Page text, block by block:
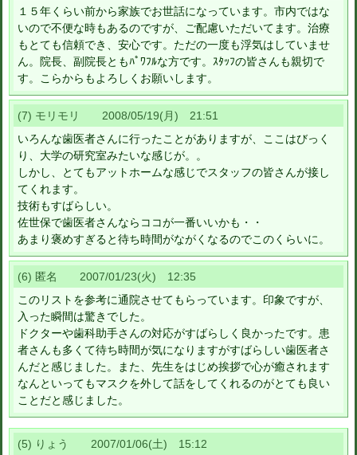
１５年くらい前から家族でお世話になっています。市内ではな
いので不便な時もあるのですが、ご配慮いただいてます。治療
もとても信頼でき、安心です。ただの一度も浮気はしていませ
ん。院長、副院長ともﾊﾟﾜﾌﾙな方です。ｽﾀｯﾌの皆さんも親切で
す。こらからもよろしくお願いします。
(7) モリモリ 2008/05/19(月) 21:51
いろんな歯医者さんに行ったことがありますが、ここはびっく
り、大学の研究室みたいな感じが。。
しかし、とてもアットホームな感じでスタッフの皆さんが接し
てくれます。
技術もすばらしい。
佐世保で歯医者さんならココが一番いいかも・・
あまり褒めすぎると待ち時間がながくなるのでこのくらいに。
(6) 匿名 2007/01/23(火) 12:35
このリストを参考に通院させてもらっています。印象ですが、
入った瞬間は驚きでした。
ドクターや歯科助手さんの対応がすばらしく良かったです。患
者さんも多くて待ち時間が気になりますがすばらしい歯医者さ
んだと感じました。また、先生をはじめ挨拶で心が癒されます
なんといってもマスクを外して話をしてくれるのがとても良い
ことだと感じました。
(5) りょう 2007/01/06(土) 15:12